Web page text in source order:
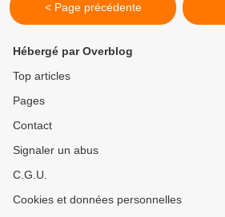
< Page précédente
Hébergé par Overblog
Top articles
Pages
Contact
Signaler un abus
C.G.U.
Cookies et données personnelles